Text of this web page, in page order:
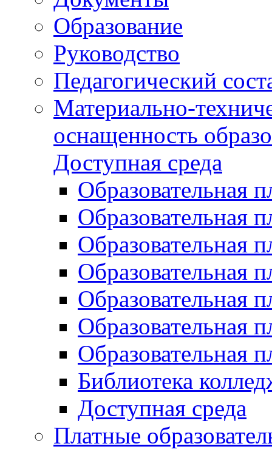
Образование
Руководство
Педагогический
Материально-
оснащенность
Доступная среда
Образовательная
Образовательная
Образовательная
Образовательная
Образовательная
Образовательная
Образовательная
Библиотека
Доступная среда
Платные